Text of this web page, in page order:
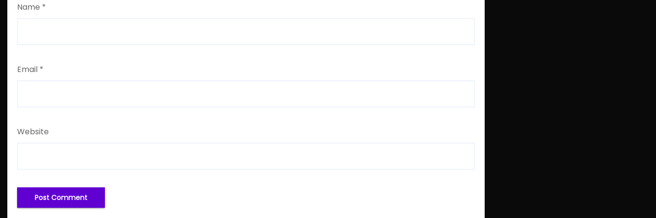
Name *
Email *
Website